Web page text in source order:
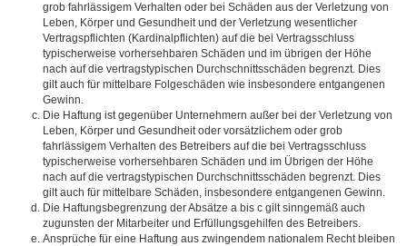
grob fahrlässigem Verhalten oder bei Schäden aus der Verletzung von
Leben, Körper und Gesundheit und der Verletzung wesentlicher
Vertragspflichten (Kardinalpflichten) auf die bei Vertragsschluss
typischerweise vorhersehbaren Schäden und im übrigen der Höhe
nach auf die vertragstypischen Durchschnittsschäden begrenzt. Dies
gilt auch für mittelbare Folgeschäden wie insbesondere entgangenen
Gewinn.
Die Haftung ist gegenüber Unternehmern außer bei der Verletzung von
Leben, Körper und Gesundheit oder vorsätzlichem oder grob
fahrlässigem Verhalten des Betreibers auf die bei Vertragsschluss
typischerweise vorhersehbaren Schäden und im Übrigen der Höhe
nach auf die vertragstypischen Durchschnittsschäden begrenzt. Dies
gilt auch für mittelbare Schäden, insbesondere entgangenen Gewinn.
Die Haftungsbegrenzung der Absätze a bis c gilt sinngemäß auch
zugunsten der Mitarbeiter und Erfüllungsgehilfen des Betreibers.
Ansprüche für eine Haftung aus zwingendem nationalem Recht bleiben